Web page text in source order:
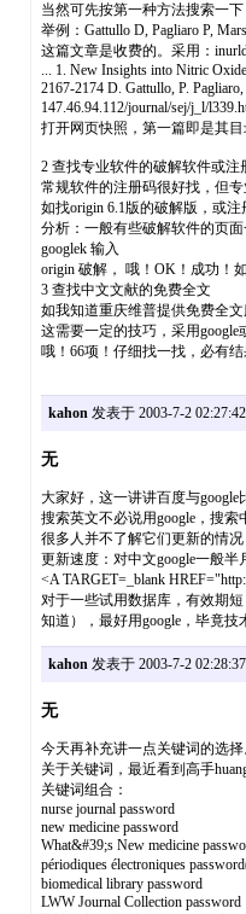
当然可先按第一种方法搜索一
举例：Gattullo D, Pagliaro P,
这篇文章是收费的。采用：
... 1. New Insights into Nitric
2167-2174 D. Gattullo, P.
147.46.94.112/journal/sej/j_l/
打开网页快照，第一篇即是其
2 查找专业软件的破解软件或注
常规软件的注册码很好找，但
如找origin 6.1版的破解版，或
分析：一般有些破解软件的页
googlek 输入
origin 破解， 哦！OK！成功！
3 查找中文文献的免费全文
如我知道重庆维普提供免费全
这需要一定的技巧，采用
哦！66项！仔细找一找，必有结
kahon发表于 2003-7-2 02:27:42
无
大家好，这一讲讲百度与google
搜索英文不必说用google，搜索
很多人并不了解它们更新的情
更新速度：对中文google一般
<A TARGET=_blank
对于一些试用数据库，有效期
知道），最好用google，毕竟
kahon发表于 2003-7-2 02:28:37
无
今天再补充讲一点关键词的选择
关于关键词，最近看到高手
关键词组合：
nurse journal password
new medicine password
What&#39;s New medicine
périodiques électroniques
biomedical library password
LWW Journal Collection password